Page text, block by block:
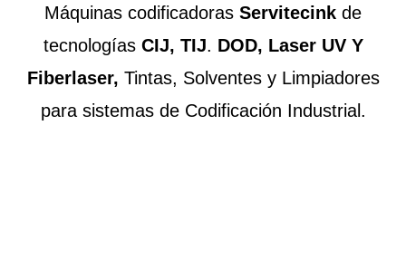
Máquinas codificadoras Servitecink de
tecnologías CIJ, TIJ. DOD, Laser UV Y
Fiberlaser, Tintas, Solventes y Limpiadores
para sistemas de Codificación Industrial.